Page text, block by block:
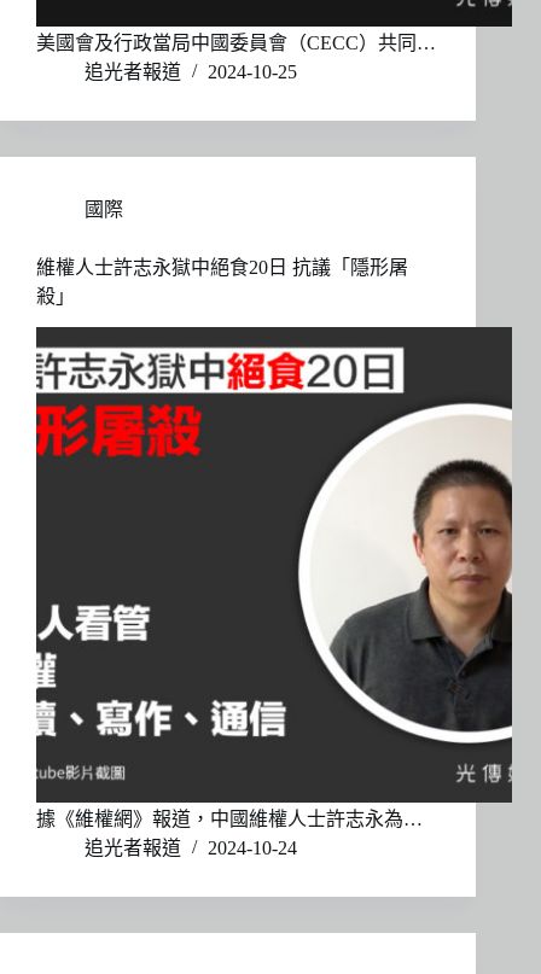
美國會及行政當局中國委員會（CECC）共同…
追光者報道
2024-10-25
國際
維權人士許志永獄中絕食20日 抗議「隱形屠
殺」
據《維權網》報道，中國維權人士許志永為…
追光者報道
2024-10-24